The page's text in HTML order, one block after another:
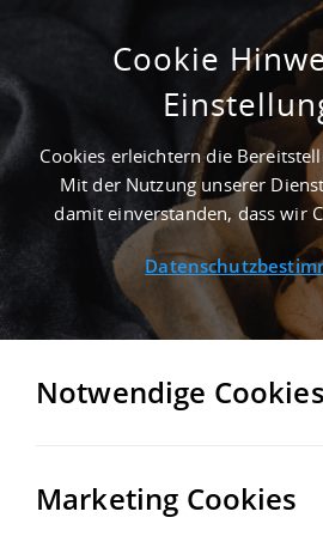
500 M² MIETHALLE IN
OBERFROHNA AN DER
LANDKREIS ZWICKAU
Startseite/ Immobiliensuche/
ZURÜCK MERKEN
Cookie
Cookies erleichtern die
Mit der Nutzung unserer
damit einverstanden, dass wir
Notwendige Cookies
Marketing Cookies